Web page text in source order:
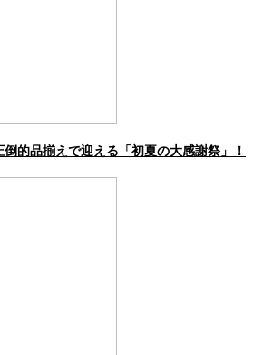
倒的品揃えで迎える「初夏の大感謝祭」！